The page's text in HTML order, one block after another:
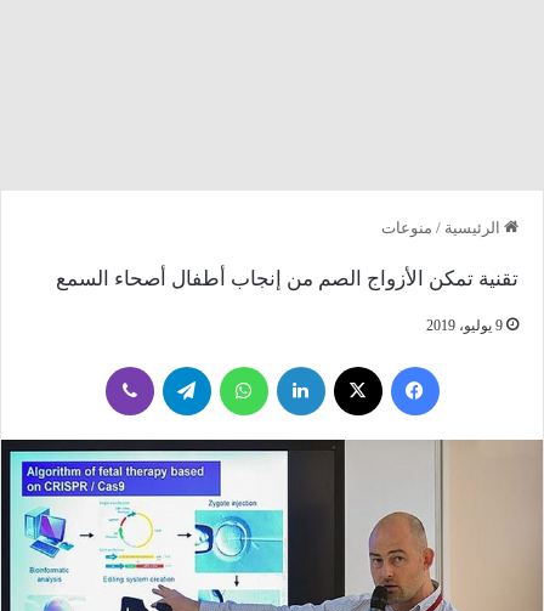
الرئيسية / منوعات
تقنية تمكن الأزواج الصم من إنجاب أطفال أصحاء السمع
9 يوليو، 2019
فيسبوك لينكدإن واتساب تيلقرام